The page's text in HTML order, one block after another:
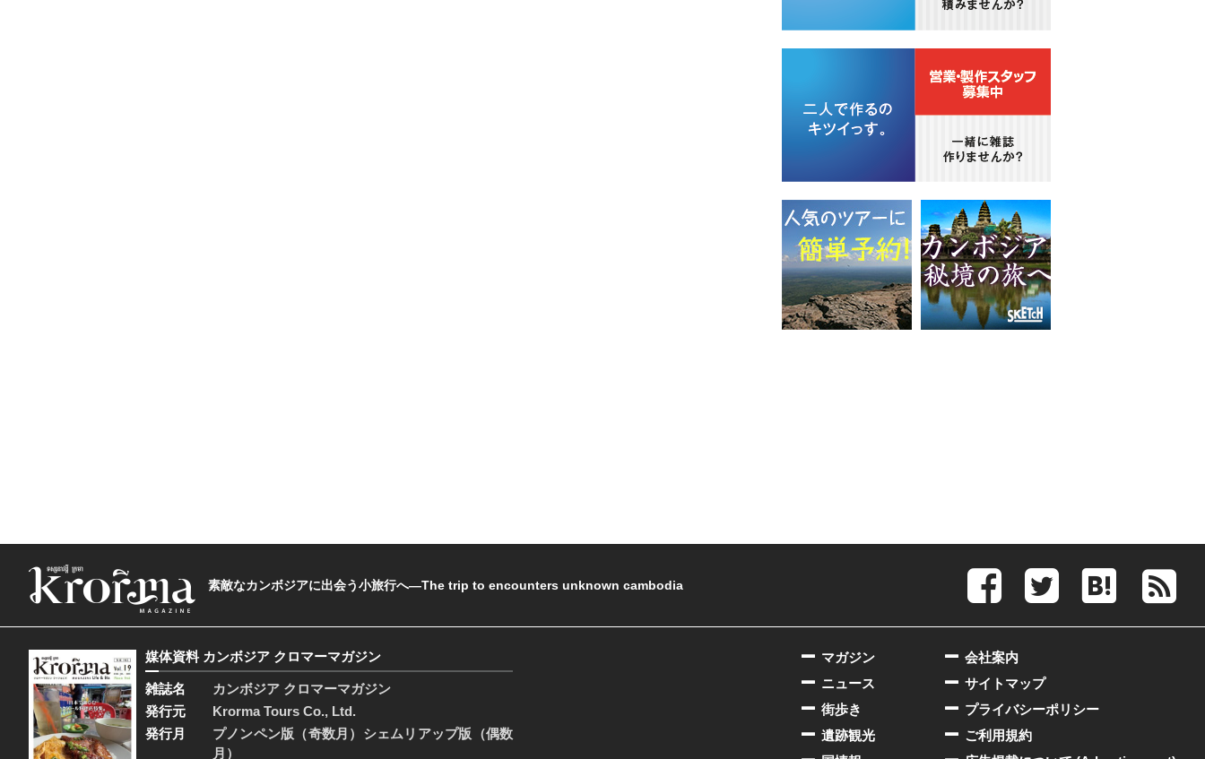
素敵なカンボジアに出会う小旅行へ―The trip to encounters unknown cambodia
媒体資料 カンボジア クロマーマガジン
雑誌名
カンボジア クロマーマガジン
発行元
Krorma Tours Co., Ltd.
発行月
プノンペン版（奇数月）シェムリアップ版（偶数
月）
会社案内
サイトマップ
プライバシーポリシー
ご利用規約
マガジン
ニュース
街歩き
遺跡観光